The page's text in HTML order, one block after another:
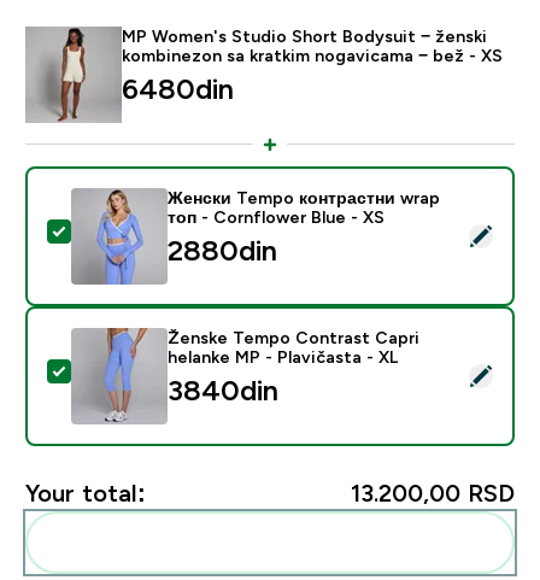
MP Women's Studio Short Bodysuit − ženski
kombinezon sa kratkim nogavicama − bež - XS
6480din‎
Select this product - Женски Tempo контрастни
Женски Tempo контрастни wrap
топ - Cornflower Blue - XS
2880din‎
Select this product - Ženske Tempo Contrast Capri
Ženske Tempo Contrast Capri
helanke MP - Plavičasta - XL
3840din‎
Your total: 13.200,00 RSD‎